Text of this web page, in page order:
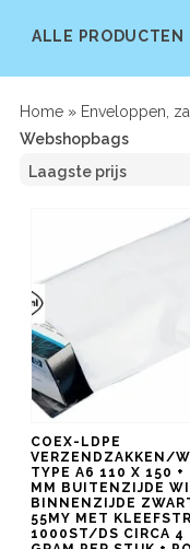
ALLE PRODUCTEN
Home » Enveloppen,
Webshopbags
COEX-LDPE
VERZENDZAKKEN/
TYPE A6 110 X 150 +
MM BUITENZIJDE
BINNENZIJDE
55MY MET
1000ST/DS CIRCA 4